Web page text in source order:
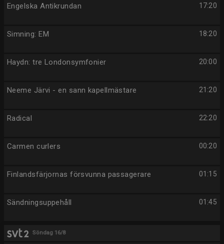
17:20
Engelska Antikrundan
18:20
Simning: EM
20:00
Haydn: tre Londonsymfonier
21:20
Neeme Järvi - en sann kapellmästare
22:20
Radical
00:20
Carmen curlers
01:15
Finlandsfärjornas försvunna passagerare
01:45
Sändningsuppehåll
Söndag 16/8